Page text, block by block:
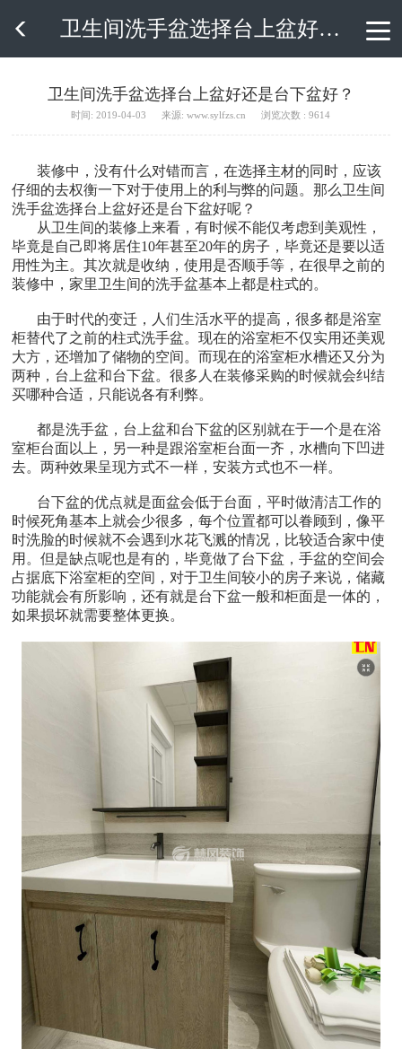
 卫生间洗手盆选择台上盆好还是台下盆好？
卫生间洗手盆选择台上盆好还是台下盆好？
时间: 2019-04-03 来源: www.sylfzs.cn 浏览次数 : 9614
装修中，没有什么对错而言，在选择主材的同时，应该
仔细的去权衡一下对于使用上的利与弊的问题。那么卫生间
洗手盆选择台上盆好还是台下盆好呢？
从卫生间的装修上来看，有时候不能仅考虑到美观性，
毕竟是自己即将居住10年甚至20年的房子，毕竟还是要以适
用性为主。其次就是收纳，使用是否顺手等，在很早之前的
装修中，家里卫生间的洗手盆基本上都是柱式的。
由于时代的变迁，人们生活水平的提高，很多都是浴室
柜替代了之前的柱式洗手盆。现在的浴室柜不仅实用还美观
大方，还增加了储物的空间。而现在的浴室柜水槽还又分为
两种，台上盆和台下盆。很多人在装修采购的时候就会纠结
买哪种合适，只能说各有利弊。
都是洗手盆，台上盆和台下盆的区别就在于一个是在浴
室柜台面以上，另一种是跟浴室柜台面一齐，水槽向下凹进
去。两种效果呈现方式不一样，安装方式也不一样。
台下盆的优点就是面盆会低于台面，平时做清洁工作的
时候死角基本上就会少很多，每个位置都可以眷顾到，像平
时洗脸的时候就不会遇到水花飞溅的情况，比较适合家中使
用。但是缺点呢也是有的，毕竟做了台下盆，手盆的空间会
占据底下浴室柜的空间，对于卫生间较小的房子来说，储藏
功能就会有所影响，还有就是台下盆一般和柜面是一体的，
如果损坏就需要整体更换。